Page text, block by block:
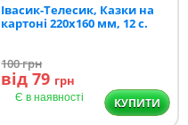
Івасик-Телесик, Казки на
картоні 220х160 мм, 12 с.
100грн
від 79 грн
Є в наявності КУПИТИ